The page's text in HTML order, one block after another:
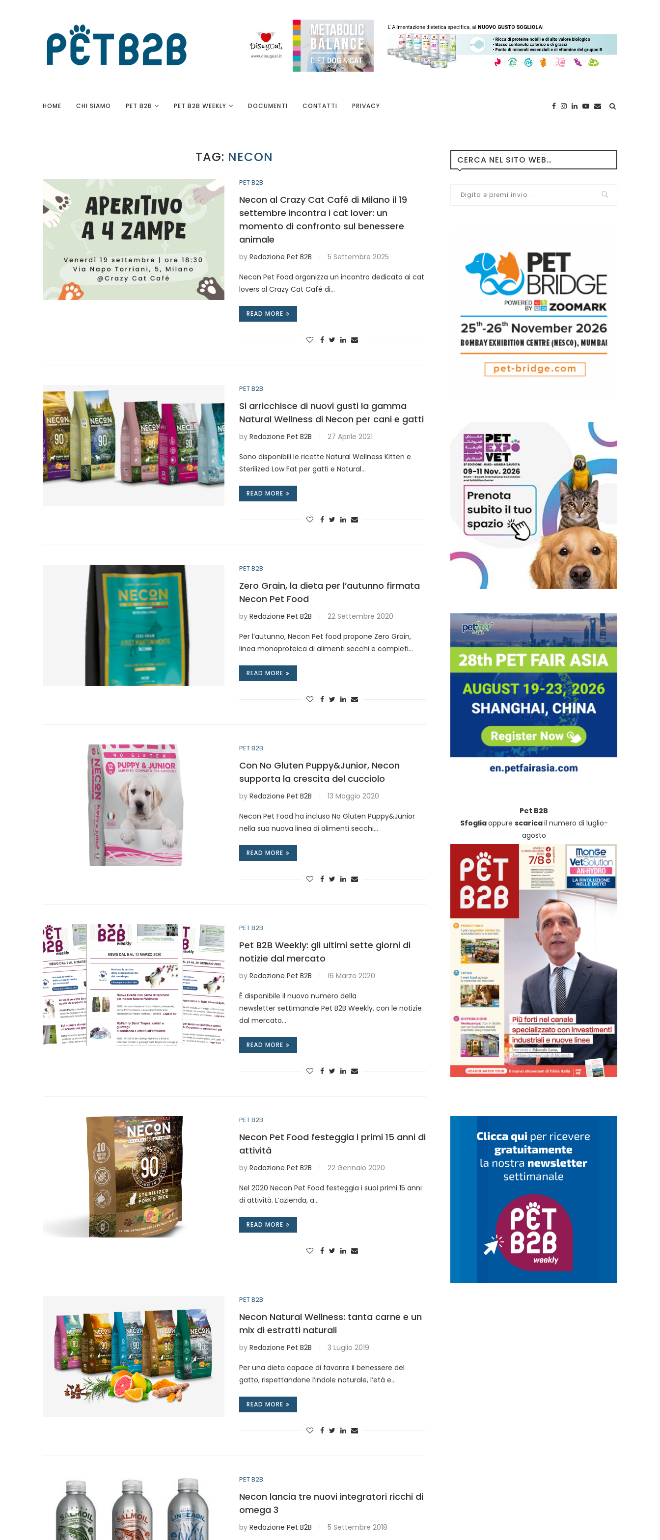
HOME CHI SIAMO PET B2B PET B2B WEEKLY DOCUMENTI CONTATTI PRIVACY
TAG: NECON
PET B2B
Necon al Crazy Cat Café di Milano il 19
settembre incontra i cat lover: un
momento di confronto sul benessere
animale
by Redazione Pet B2B 5 Settembre 2025
Necon Pet Food organizza un incontro dedicato ai cat
lovers al Crazy Cat Café di…
READ MORE
PET B2B
Si arricchisce di nuovi gusti la gamma
Natural Wellness di Necon per cani e gatti
by Redazione Pet B2B 27 Aprile 2021
Sono disponibili le ricette Natural Wellness Kitten e
Sterilized Low Fat per gatti e Natural…
READ MORE
PET B2B
Zero Grain, la dieta per l’autunno firmata
Necon Pet Food
by Redazione Pet B2B 22 Settembre 2020
Per l’autunno, Necon Pet food propone Zero Grain,
linea monoproteica di alimenti secchi e completi…
READ MORE
PET B2B
Con No Gluten Puppy&Junior, Necon
supporta la crescita del cucciolo
by Redazione Pet B2B 13 Maggio 2020
Necon Pet Food ha incluso No Gluten Puppy&Junior
nella sua nuova linea di alimenti secchi…
READ MORE
PET B2B
Pet B2B Weekly: gli ultimi sette giorni di
notizie dal mercato
by Redazione Pet B2B 16 Marzo 2020
È disponibile il nuovo numero della
newsletter settimanale Pet B2B Weekly, con le notizie
dal mercato…
READ MORE
PET B2B
Necon Pet Food festeggia i primi 15 anni di
attività
by Redazione Pet B2B 22 Gennaio 2020
Nel 2020 Necon Pet Food festeggia i suoi primi 15 anni
di attività. L’azienda, a…
READ MORE
PET B2B
Necon Natural Wellness: tanta carne e un
mix di estratti naturali
by Redazione Pet B2B 3 Luglio 2019
Per una dieta capace di favorire il benessere del
gatto, rispettandone l’indole naturale, l’età e…
READ MORE
PET B2B
Necon lancia tre nuovi integratori ricchi di
omega 3
by Redazione Pet B2B 5 Settembre 2018
CERCA NEL SITO WEB…
Pet B2B
Sfogliaoppure scaricail numero di luglio-
agosto